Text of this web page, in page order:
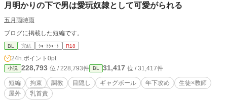
月明かりの下で男は愛玩奴隷として可愛がられる
五月雨時雨
ブログに掲載した短編です。
BL 完結 ｼｮｰﾄｼｮｰﾄ R18
24h.ポイント 0pt
小説 228,793 位 / 228,793件 BL 31,417 位 / 31,417件
短編 拘束 調教 目隠し ギャグボール 年下攻め
生徒×教師
屋外
乳首責